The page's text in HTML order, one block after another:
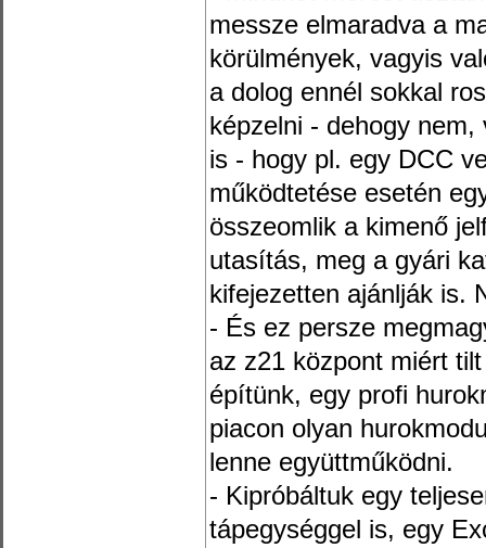
messze elmaradva a
körülmények, vagyis
a dolog ennél sokkal
képzelni - dehogy
is - hogy pl. egy DCC
működtetése esetén
összeomlik a kimenő
utasítás, meg a gyári
kifejezetten ajánlják is.
- És ez persze
az z21 központ miért
építünk, egy profi
piacon olyan
lenne együttműködni.
- Kipróbáltuk egy
tápegységgel is, egy